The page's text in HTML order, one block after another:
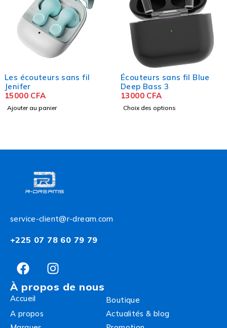
Les écouteurs sans fil
Jenifer
15000 CFA
Ajouter au panier
Écouteurs sans fil Blue
Deep Bass 3
13000 CFA
Choix des options
service-client@r-dream.com
+225 07 78 60 79 79
À propos de nous
Accueil
Boutique
A propos
Actualités & blog